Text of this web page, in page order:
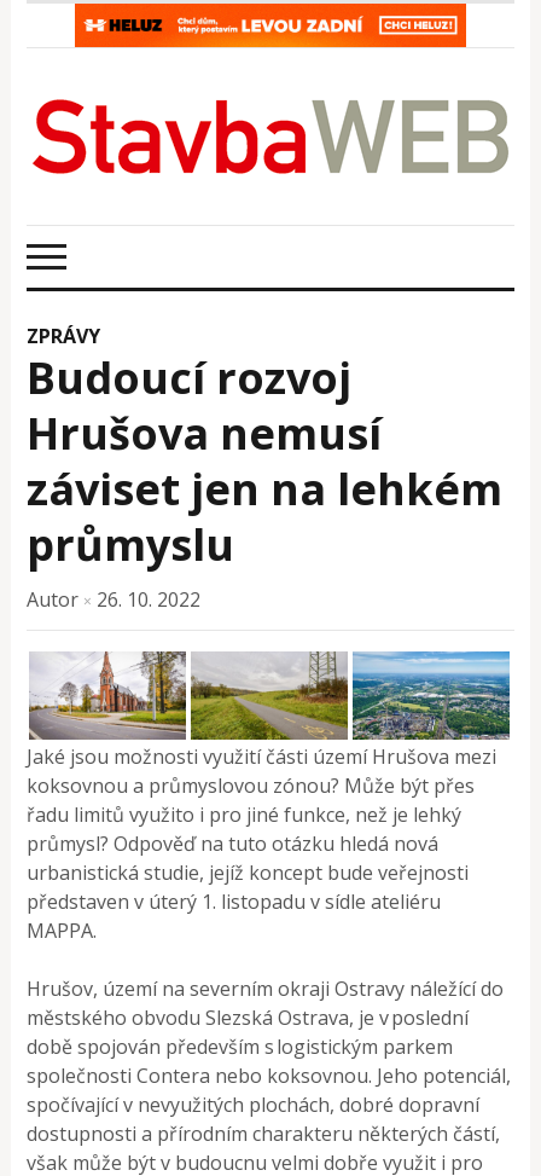
ZPRÁVY
Budoucí rozvoj
Hrušova nemusí
záviset jen na lehkém
průmyslu
Autor × 26. 10. 2022
Jaké jsou možnosti využití části území Hrušova mezi
koksovnou a průmyslovou zónou? Může být přes
řadu limitů využito i pro jiné funkce, než je lehký
průmysl? Odpověď na tuto otázku hledá nová
urbanistická studie, jejíž koncept bude veřejnosti
představen v úterý 1. listopadu v sídle ateliéru
MAPPA.
Hrušov, území na severním okraji Ostravy náležící do
městského obvodu Slezská Ostrava, je v poslední
době spojován především s logistickým parkem
společnosti Contera nebo koksovnou. Jeho potenciál,
spočívající v nevyužitých plochách, dobré dopravní
dostupnosti a přírodním charakteru některých částí,
však může být v budoucnu velmi dobře využit i pro